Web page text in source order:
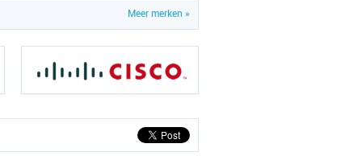
Meer merken »